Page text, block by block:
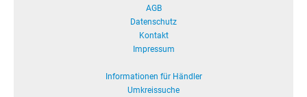
AGB
Datenschutz
Kontakt
Impressum
Informationen für Händler
Umkreissuche